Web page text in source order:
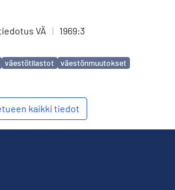
VÄ | 1969:3
väestötilastot väestönmuutokset
kaikki tiedot